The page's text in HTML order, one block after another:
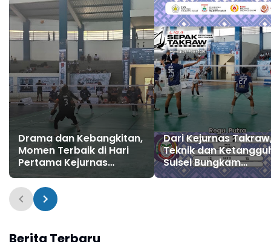
Drama dan Kebangkitan,
Momen Terbaik di Hari
Pertama Kejurnas
Takraw Sulawesi 2026
Dari Kejurnas
Teknik dan
Sulsel Bungkam
Gorontalo di Dua
Berita Terbaru